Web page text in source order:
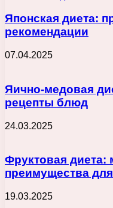
Японская диета:
рекомендации
07.04.2025
Яично-медовая
рецепты блюд
24.03.2025
Фруктовая
преимущества
19.03.2025